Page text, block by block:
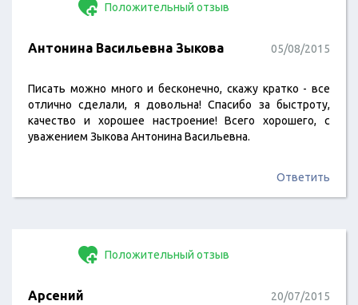
Положительный отзыв
Антонина Васильевна Зыкова 05/08/2015
Писать можно много и бесконечно, скажу кратко - все
отлично сделали, я довольна! Спасибо за быстроту,
качество и хорошее настроение! Всего хорошего, с
уважением Зыкова Антонина Васильевна.
Ответить
Положительный отзыв
Арсений 20/07/2015